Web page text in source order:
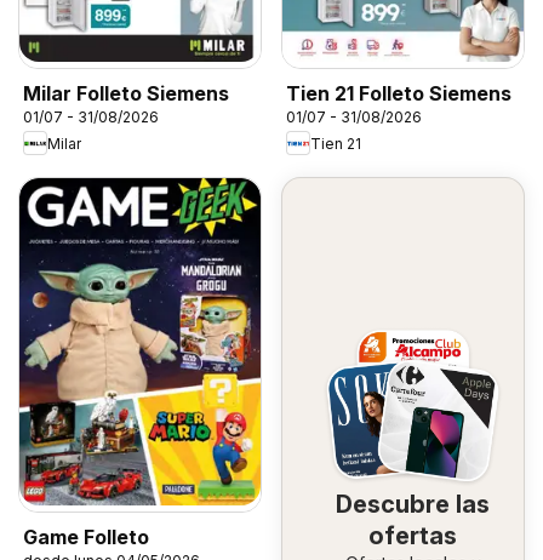
Milar Folleto Siemens
01/07 - 31/08/2026
Milar
Tien 21 Folleto Siemens
01/07 - 31/08/2026
Tien 21
Game Folleto
Descubre las
ofertas